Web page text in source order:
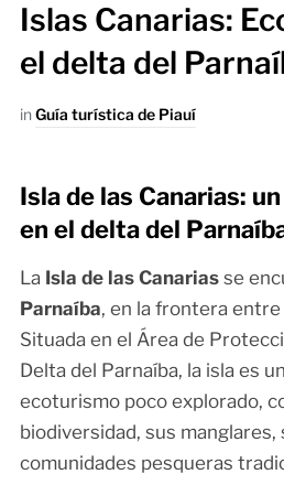
Islas Canarias:
el delta del
inGuía turística de Piauí
Isla de las Canarias:
en el delta del
La Isla de las Canariasse
Parnaíba, en la frontera entre
Situada en el Área de
Delta del Parnaíba, la isla es
ecoturismo poco explorado,
biodiversidad, sus manglares,
comunidades pesqueras